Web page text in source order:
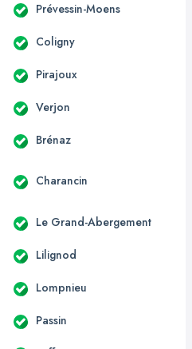
Prévessin-Moens
Coligny
Pirajoux
Verjon
Brénaz
Charancin
Le Grand-Abergement
Lilignod
Lompnieu
Passin